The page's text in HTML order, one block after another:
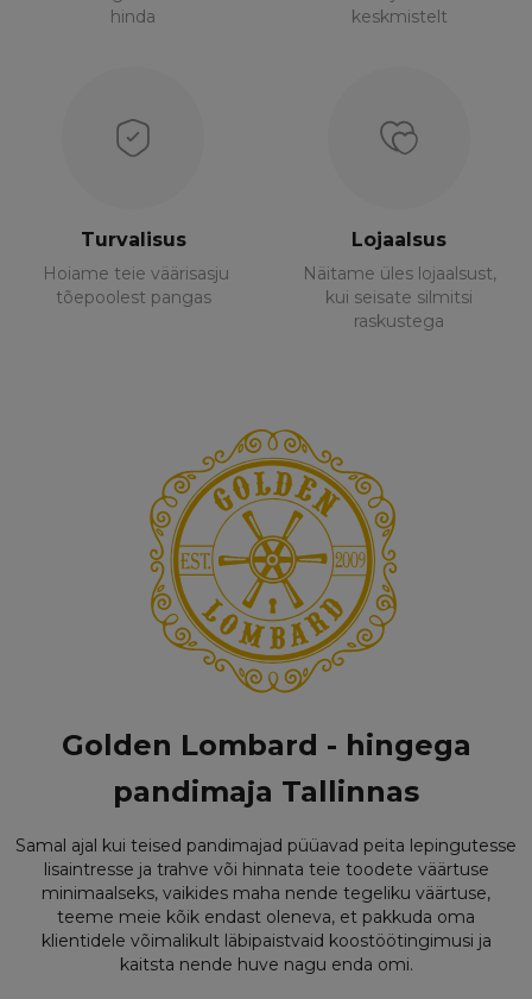
hinda
keskmistelt
Turvalisus
Hoiame teie väärisasju
tõepoolest pangas
Lojaalsus
Näitame üles lojaalsust,
kui seisate silmitsi
raskustega
Golden Lombard - hingega
pandimaja Tallinnas
Samal ajal kui teised pandimajad püüavad peita lepingutesse
lisaintresse ja trahve või hinnata teie toodete väärtuse
minimaalseks, vaikides maha nende tegeliku väärtuse,
teeme meie kõik endast oleneva, et pakkuda oma
klientidele võimalikult läbipaistvaid koostöötingimusi ja
kaitsta nende huve nagu enda omi.